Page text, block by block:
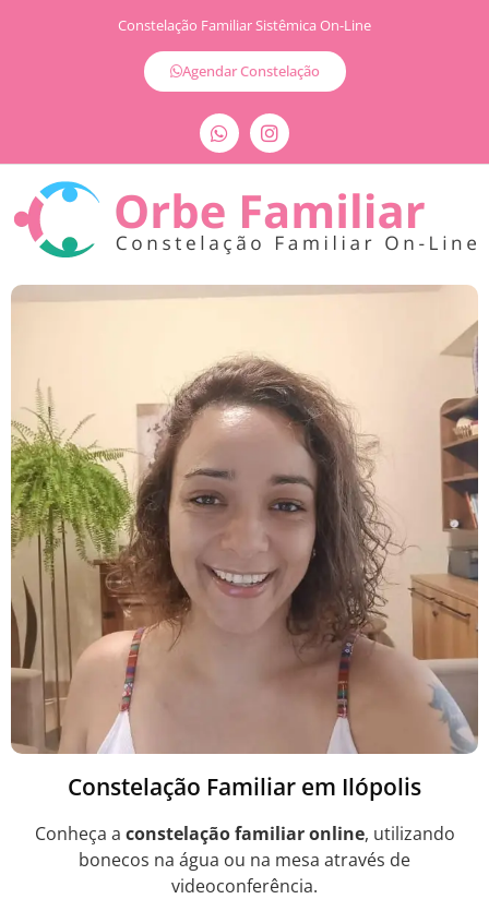
Constelação Familiar Sistêmica On-Line
Agendar Constelação
Constelação Familiar em Ilópolis
Conheça a constelação familiar online, utilizando
bonecos na água ou na mesa através de
videoconferência.